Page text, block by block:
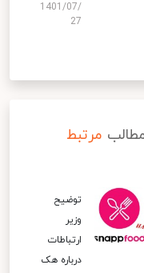
1401/07/
27
مرتبط
توضیح
وزیر
ارتباطات
درباره هک